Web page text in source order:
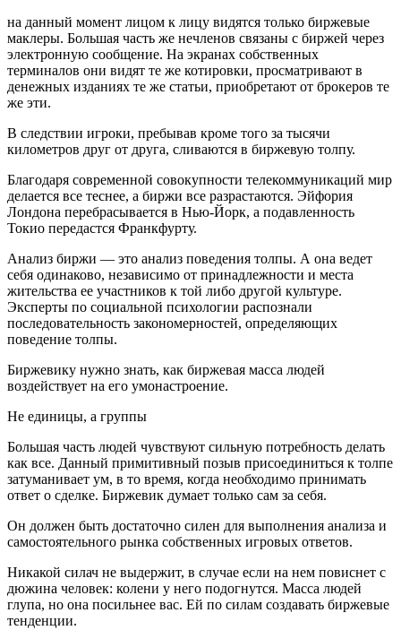
на данный момент лицом к лицу видятся только биржевые
маклеры. Большая часть же нечленов связаны с биржей через
электронную сообщение. На экранах собственных
терминалов они видят те же котировки, просматривают в
денежных изданиях те же статьи, приобретают от брокеров те
же эти.
В следствии игроки, пребывав кроме того за тысячи
километров друг от друга, сливаются в биржевую толпу.
Благодаря современной совокупности телекоммуникаций мир
делается все теснее, а биржи все разрастаются. Эйфория
Лондона перебрасывается в Нью-Йорк, а подавленность
Токио передастся Франкфурту.
Анализ биржи — это анализ поведения толпы. А она ведет
себя одинаково, независимо от принадлежности и места
жительства ее участников к той либо другой культуре.
Эксперты по социальной психологии распознали
последовательность закономерностей, определяющих
поведение толпы.
Биржевику нужно знать, как биржевая масса людей
воздействует на его умонастроение.
Не единицы, а группы
Большая часть людей чувствуют сильную потребность делать
как все. Данный примитивный позыв присоединиться к толпе
затуманивает ум, в то время, когда необходимо принимать
ответ о сделке. Биржевик думает только сам за себя.
Он должен быть достаточно силен для выполнения анализа и
самостоятельного рынка собственных игровых ответов.
Никакой силач не выдержит, в случае если на нем повиснет с
дюжина человек: колени у него подогнутся. Масса людей
глупа, но она посильнее вас. Ей по силам создавать биржевые
тенденции.